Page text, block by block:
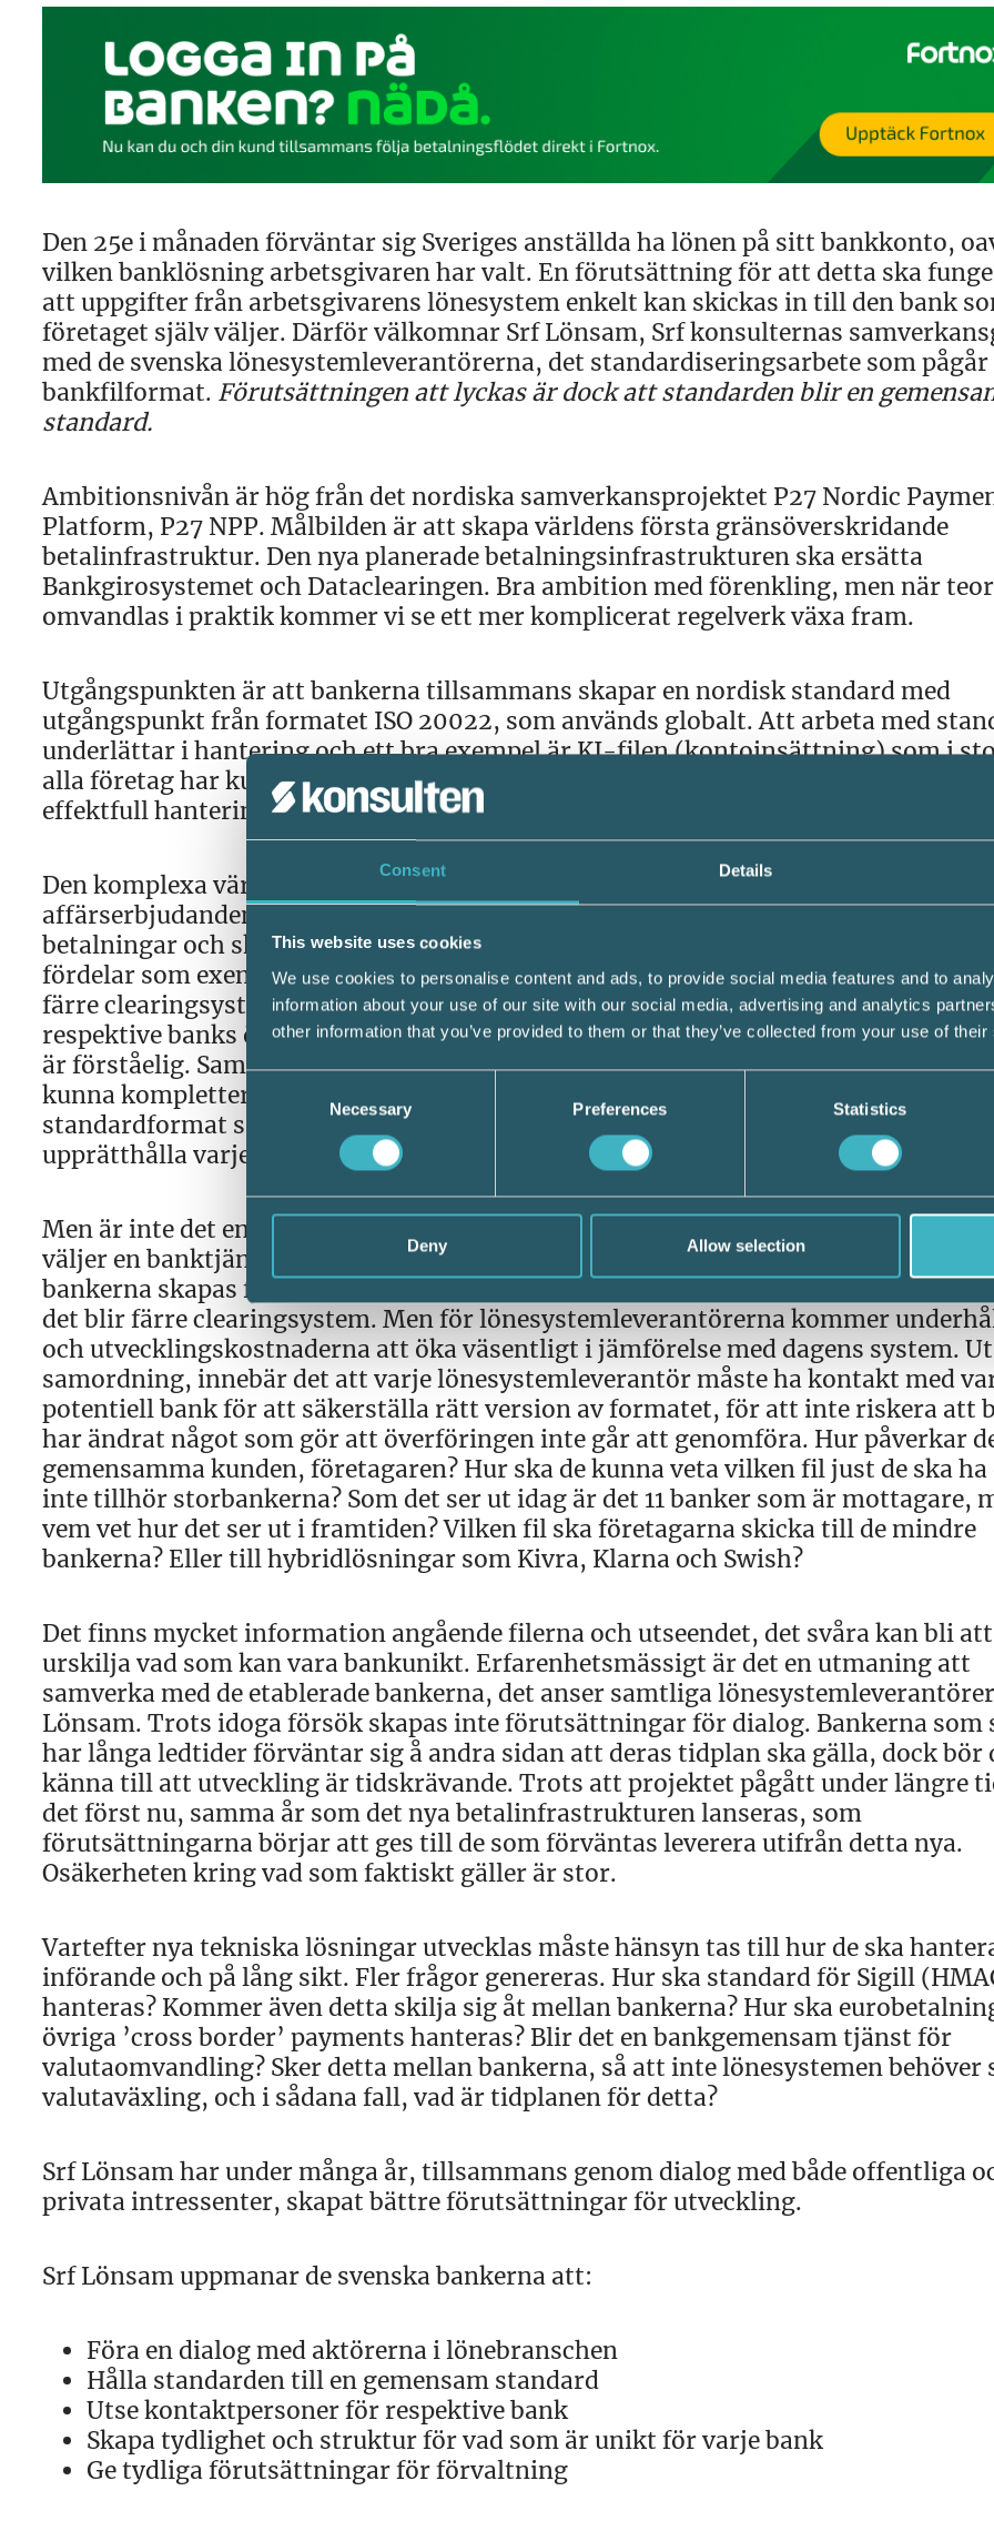
Consent Details
This website uses cookies
We use cookies to personalise content and ads, to provide social media features and to
information about your use of our site with our social media, advertising and analytics
other information that you’ve provided to them or that they’ve collected from your use of
Selection
Necessary Preferences Statistics
Deny Allow selection
Den 25e i månaden förväntar sig Sveriges anställda ha lönen på sitt bankkonto,
vilken banklösning arbetsgivaren har valt. En förutsättning för att detta ska
att uppgifter från arbetsgivarens lönesystem enkelt kan skickas in till den bank
företaget själv väljer. Därför välkomnar Srf Lönsam, Srf konsulternas
med de svenska lönesystemleverantörerna, det standardiseringsarbete som
bankfilformat. Förutsättningen att lyckas är dock att standarden blir en
standard.
Ambitionsnivån är hög från det nordiska samverkansprojektet P27 Nordic
Platform, P27 NPP. Målbilden är att skapa världens första gränsöverskridande
betalinfrastruktur. Den nya planerade betalningsinfrastrukturen ska ersätta
Bankgirosystemet och Dataclearingen. Bra ambition med förenkling, men när
omvandlas i praktik kommer vi se ett mer komplicerat regelverk växa fram.
Utgångspunkten är att bankerna tillsammans skapar en nordisk standard med
utgångspunkt från formatet ISO 20022, som används globalt. Att arbeta med
underlättar i hantering och ett bra exempel är KI-filen (kontoinsättning) som i
alla företag har kunnat använda för överföring av löneutbetalningar. En enkel
effektfull hantering.
Den komplexa värld som vi lever i ställer dock allt högre krav på säkerhet och
affärserbjudanden. Bankerna vill förenkla företagens hantering av
betalningar och skapa möjligheter till nya innovativa betalningslösningar.
fördelar som exempelvis lägre drift-, underhålls- och utvecklingskostnader när
färre clearingsystem samt internationella standardiserade format. Viljan att
respektive banks önskan att utveckla behov och efterfrågan av nya produkter och
är förståelig. Samtidigt har denna vilja medfört att den standard som utformats
kunna kompletteras med bankunika tillägg. Där riskerar standarden att stranda.
standardformat som kräver anpassningar till 11 olika banker är inget
upprätthålla varje variant av standarden är underhållskrävande, kostsamt och
Men är inte det en del av verkligheten? Att utbud och efterfrågan ska styra? Om
väljer en banktjänst så får lönesystemleverantörer leverera. Det kan man tycka.
bankerna skapas fördelar genom lägre drift-, underhålls- och
det blir färre clearingsystem. Men för lönesystemleverantörerna kommer
och utvecklingskostnaderna att öka väsentligt i jämförelse med dagens system.
samordning, innebär det att varje lönesystemleverantör måste ha kontakt med
potentiell bank för att säkerställa rätt version av formatet, för att inte riskera att
har ändrat något som gör att överföringen inte går att genomföra. Hur påverkar
gemensamma kunden, företagaren? Hur ska de kunna veta vilken fil just de ska ha
inte tillhör storbankerna? Som det ser ut idag är det 11 banker som är mottagare,
vem vet hur det ser ut i framtiden? Vilken fil ska företagarna skicka till de mindre
bankerna? Eller till hybridlösningar som Kivra, Klarna och Swish?
Det finns mycket information angående filerna och utseendet, det svåra kan bli att
urskilja vad som kan vara bankunikt. Erfarenhetsmässigt är det en utmaning att
samverka med de etablerade bankerna, det anser samtliga
Lönsam. Trots idoga försök skapas inte förutsättningar för dialog. Bankerna som
har långa ledtider förväntar sig å andra sidan att deras tidplan ska gälla, dock bör
känna till att utveckling är tidskrävande. Trots att projektet pågått under längre
det först nu, samma år som det nya betalinfrastrukturen lanseras, som
förutsättningarna börjar att ges till de som förväntas leverera utifrån detta nya.
Osäkerheten kring vad som faktiskt gäller är stor.
Vartefter nya tekniska lösningar utvecklas måste hänsyn tas till hur de ska
införande och på lång sikt. Fler frågor genereras. Hur ska standard för Sigill
hanteras? Kommer även detta skilja sig åt mellan bankerna? Hur ska
övriga ’cross border’ payments hanteras? Blir det en bankgemensam tjänst för
valutaomvandling? Sker detta mellan bankerna, så att inte lönesystemen behöver
valutaväxling, och i sådana fall, vad är tidplanen för detta?
Srf Lönsam har under många år, tillsammans genom dialog med både offentliga
privata intressenter, skapat bättre förutsättningar för utveckling.
Srf Lönsam uppmanar de svenska bankerna att:
Föra en dialog med aktörerna i lönebranschen
Hålla standarden till en gemensam standard
Utse kontaktpersoner för respektive bank
Skapa tydlighet och struktur för vad som är unikt för varje bank
Ge tydliga förutsättningar för förvaltning